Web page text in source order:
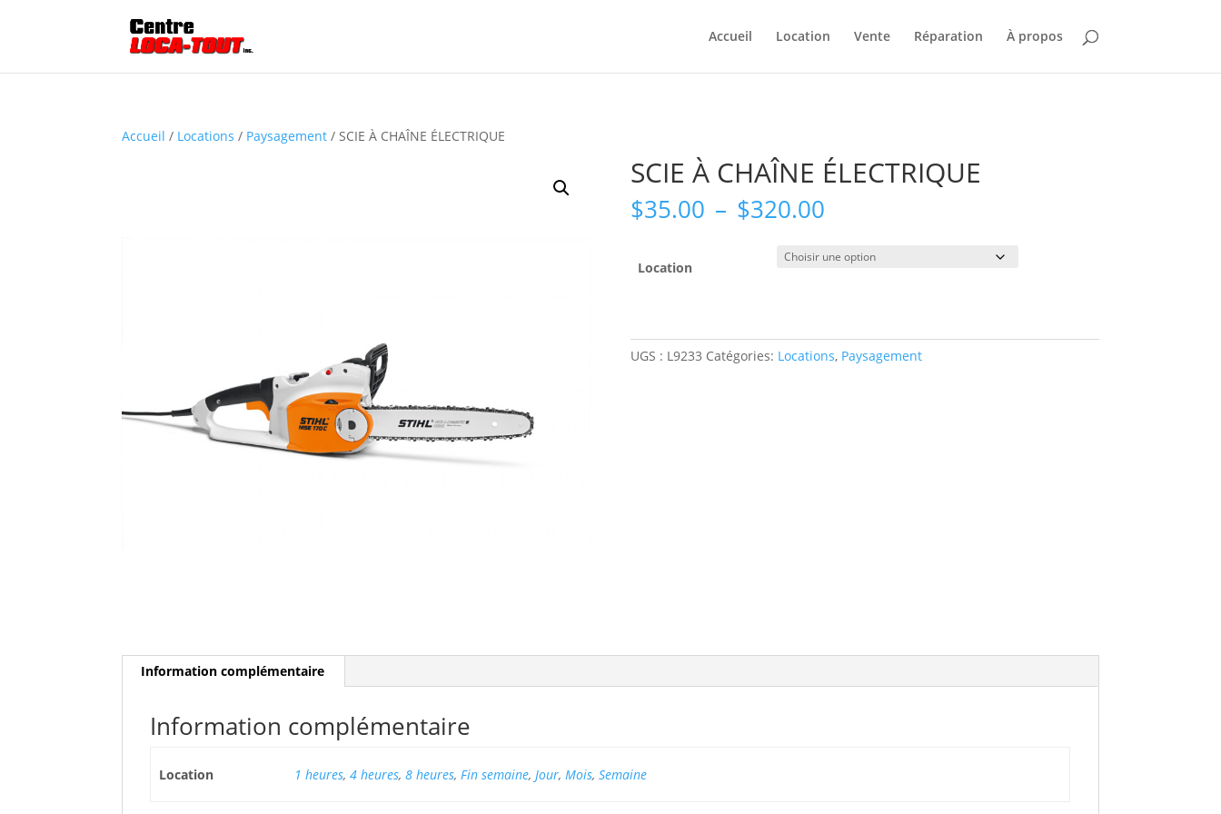
Accueil Location Vente Réparation À propos
Accueil / Locations / Paysagement / SCIE À CHAÎNE ÉLECTRIQUE
SCIE À CHAÎNE ÉLECTRIQUE
$35.00 – $320.00Plage
prix :
$35.00
Location
UGS : L9233 Catégories: Locations, Paysagement
Information complémentaire
Information complémentaire
Location 1 heures, 4 heures, 8 heures, Fin semaine, Jour, Mois, Semaine